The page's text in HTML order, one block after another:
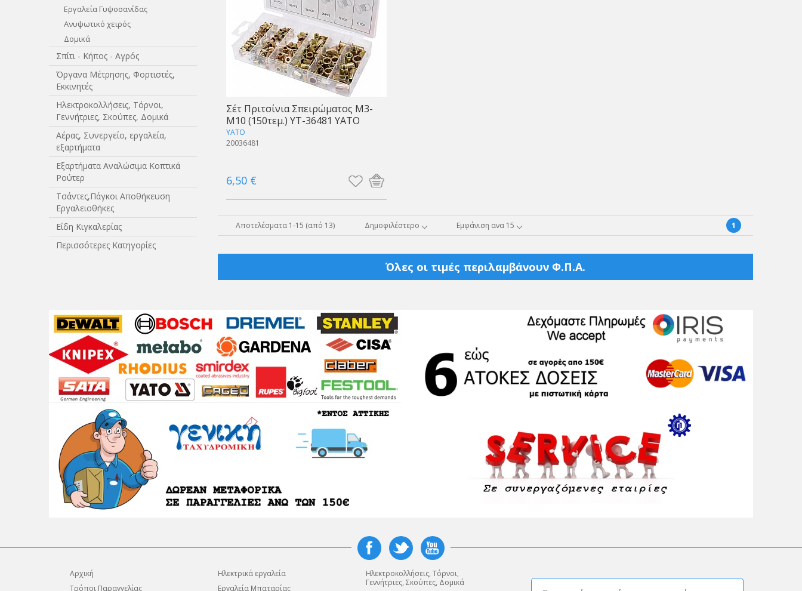
Εργαλεία Γυψοσανίδας
Ανυψωτικό χειρός
Δομικά
Σπίτι - Κήπος - Αγρός
Όργανα Μέτρησης, Φορτιστές,
Εκκινητές
Ηλεκτροκολλήσεις, Τόρνοι,
Γεννήτριες, Σκούπες, Δομικά
Αέρας, Συνεργείο, εργαλεία,
εξαρτήματα
Εξαρτήματα Αναλώσιμα Κοπτικά
Ρούτερ
Τσάντες,Πάγκοι Αποθήκευση
Εργαλειοθήκες
Είδη Κιγκαλερίας
Περισσότερες Κατηγορίες
Σέτ Πριτσίνια Σπειρώματος Μ3-
Μ10 (150τεμ.) YT-36481 ΥΑΤΟ
YATO
20036481
6,50 €
Αποτελέσματα 1-15 (από 13) Δημοφιλέστερο Εμφάνιση ανα 15 1
Όλες οι τιμές περιλαμβάνουν Φ.Π.Α.
Αρχική
Τρόποι Παραγγελίας
Ηλεκτρικά εργαλεία
Εργαλεία Μπαταρίας
Ηλεκτροκολλήσεις, Τόρνοι,
Γεννήτριες, Σκούπες, Δομικά